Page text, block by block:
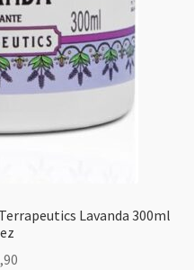
Lavanda 300ml